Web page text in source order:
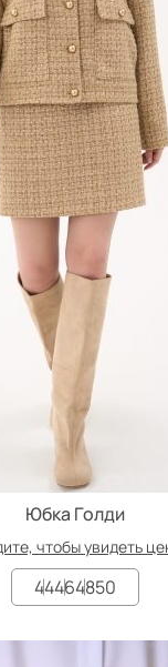
Юбка Голди
чтобы увидеть
44464850